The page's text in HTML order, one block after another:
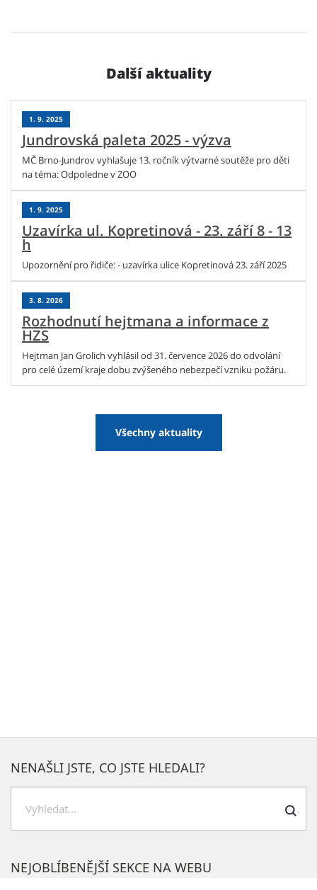
Další aktuality
1. 9. 2025
Jundrovská paleta 2025 - výzva
MČ Brno-Jundrov vyhlašuje 13. ročník výtvarné soutěže pro děti
na téma: Odpoledne v ZOO
1. 9. 2025
Uzavírka ul. Kopretinová - 23. září 8 - 13
h
Upozornění pro řidiče: - uzavírka ulice Kopretinová 23. září 2025
3. 8. 2026
Rozhodnutí hejtmana a informace z
HZS
Hejtman Jan Grolich vyhlásil od 31. července 2026 do odvolání
pro celé území kraje dobu zvýšeného nebezpečí vzniku požáru.
Všechny aktuality
NEJOBLÍBENĚJŠÍ SEKCE NA WEBU
NENAŠLI JSTE, CO JSTE HLEDALI?